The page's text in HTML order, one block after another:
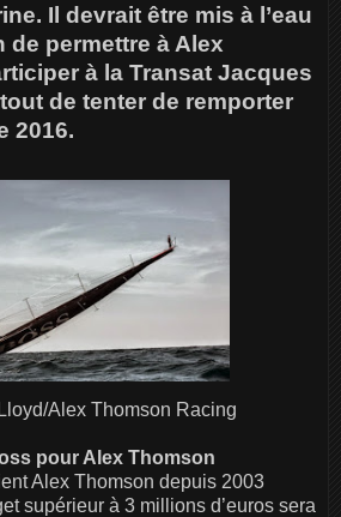
Il devrait être mis à l’eau
de permettre à Alex
à la Transat Jacques
de tenter de remporter
2016.
Alex Thomson Racing
pour Alex Thomson
Alex Thomson depuis 2003
supérieur à 3 millions d’euros sera